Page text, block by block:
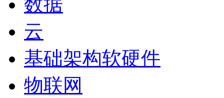
云
基础架构软硬件
物联网